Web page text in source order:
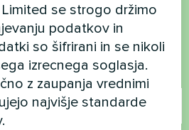
in pomagali vam bomo
se strogo držimo
podatkov in
so šifrirani in se nikoli
izrecnega soglasja.
z zaupanja vrednimi
najvišje standarde